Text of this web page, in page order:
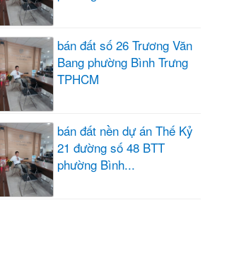
bán đất số 26 Trương Văn
Bang phường Bình Trưng
TPHCM
bán đất nền dự án Thế Kỷ
21 đường số 48 BTT
phường Bình...